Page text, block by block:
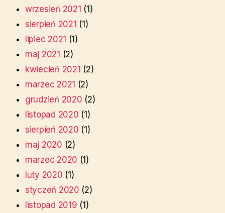
wrzesień 2021 (1)
sierpień 2021 (1)
lipiec 2021 (1)
maj 2021 (2)
kwiecień 2021 (2)
marzec 2021 (2)
grudzień 2020 (2)
listopad 2020 (1)
sierpień 2020 (1)
maj 2020 (2)
marzec 2020 (1)
luty 2020 (1)
styczeń 2020 (2)
listopad 2019 (1)